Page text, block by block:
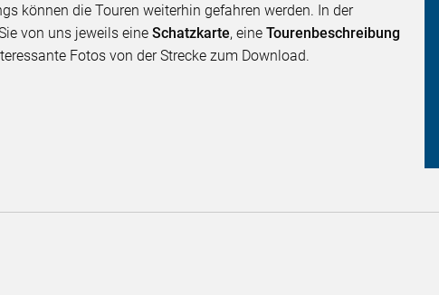
können die Touren weiterhin gefahren werden. In der
von uns jeweils eineSchatzkarte, eineTourenbeschreibung
Fotos von der Strecke zum Download.